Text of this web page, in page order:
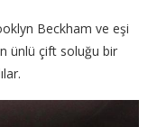
Beckham ve eşi
ünlü çift soluğu bir